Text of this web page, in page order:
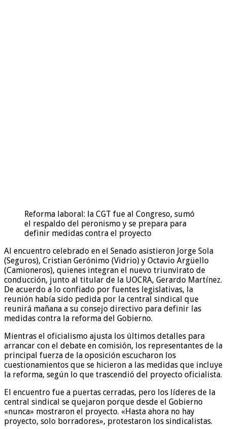
Reforma laboral: la CGT fue al Congreso, sumó
el respaldo del peronismo y se prepara para
definir medidas contra el proyecto
Al encuentro celebrado en el Senado asistieron Jorge Sola
(Seguros), Cristian Gerónimo (Vidrio) y Octavio Argüello
(Camioneros), quienes integran el nuevo triunvirato de
conducción, junto al titular de la UOCRA, Gerardo Martínez.
De acuerdo a lo confiado por fuentes legislativas, la
reunión había sido pedida por la central sindical que
reunirá mañana a su consejo directivo para definir las
medidas contra la reforma del Gobierno.
Mientras el oficialismo ajusta los últimos detalles para
arrancar con el debate en comisión, los representantes de la
principal fuerza de la oposición escucharon los
cuestionamientos que se hicieron a las medidas que incluye
la reforma, según lo que trascendió del proyecto oficialista.
El encuentro fue a puertas cerradas, pero los líderes de la
central sindical se quejaron porque desde el Gobierno
«nunca» mostraron el proyecto. «Hasta ahora no hay
proyecto, solo borradores», protestaron los sindicalistas.